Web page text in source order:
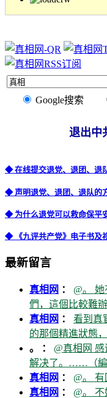
Google搜索
退出中
◆ 在线提交退党、退团、退
◆ 声明退党、退团、退队的
◆ 为什么退党可以救命保平
◆ 《九评共产党》电子书及
最新留言
真相网 ： @。
們，這個比較難
真相网 ： 看到真
的那個精進狀態
。 ： @真相网
解决了。……（編
真相网 ： @。 有
真相网 ： @。